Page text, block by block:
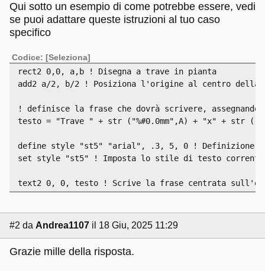
Qui sotto un esempio di come potrebbe essere, vedi
se puoi adattare queste istruzioni al tuo caso
specifico
Codice:[Seleziona]
rect2 0,0, a,b ! Disegna a trave in pianta
add2 a/2, b/2 ! Posiziona l'origine al centro della
! definisce la frase che dovrà scrivere,
testo = "Trave " + str ("%#0.0mm",A) + "x" + str
define style "st5" "arial", .3, 5, 0 ! Definizione
set style "st5" ! Imposta lo stile di testo corrente
text2 0, 0, testo ! Scrive la frase centrata
#2 da Andrea1107 il 18 Giu, 2025 11:29
Grazie mille della risposta.